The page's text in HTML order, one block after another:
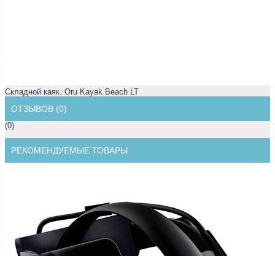
Складной каяк. Oru Kayak Beach LT
ОТЗЫВОВ (0)
(0)
РЕКОМЕНДУЕМЫЕ ТОВАРЫ